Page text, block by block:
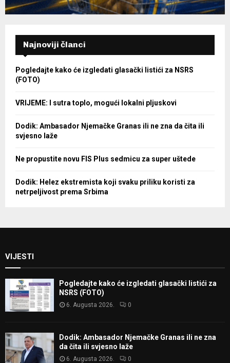
Najnoviji članci
Pogledajte kako će izgledati glasački listići za NSRS
(FOTO)
VRIJEME: I sutra toplo, mogući lokalni pljuskovi
Dodik: Ambasador Njemačke Granas ili ne zna da čita ili
svjesno laže
Ne propustite novu FIS Plus sedmicu za super uštede
Dodik: Helez ekstremista koji svaku priliku koristi za
netrpeljivost prema Srbima
VIJESTI
Pogledajte kako će izgledati glasački listići za
NSRS (FOTO)
6. Augusta 2026. 0
Dodik: Ambasador Njemačke Granas ili ne zna
da čita ili svjesno laže
6. Augusta 2026. 0